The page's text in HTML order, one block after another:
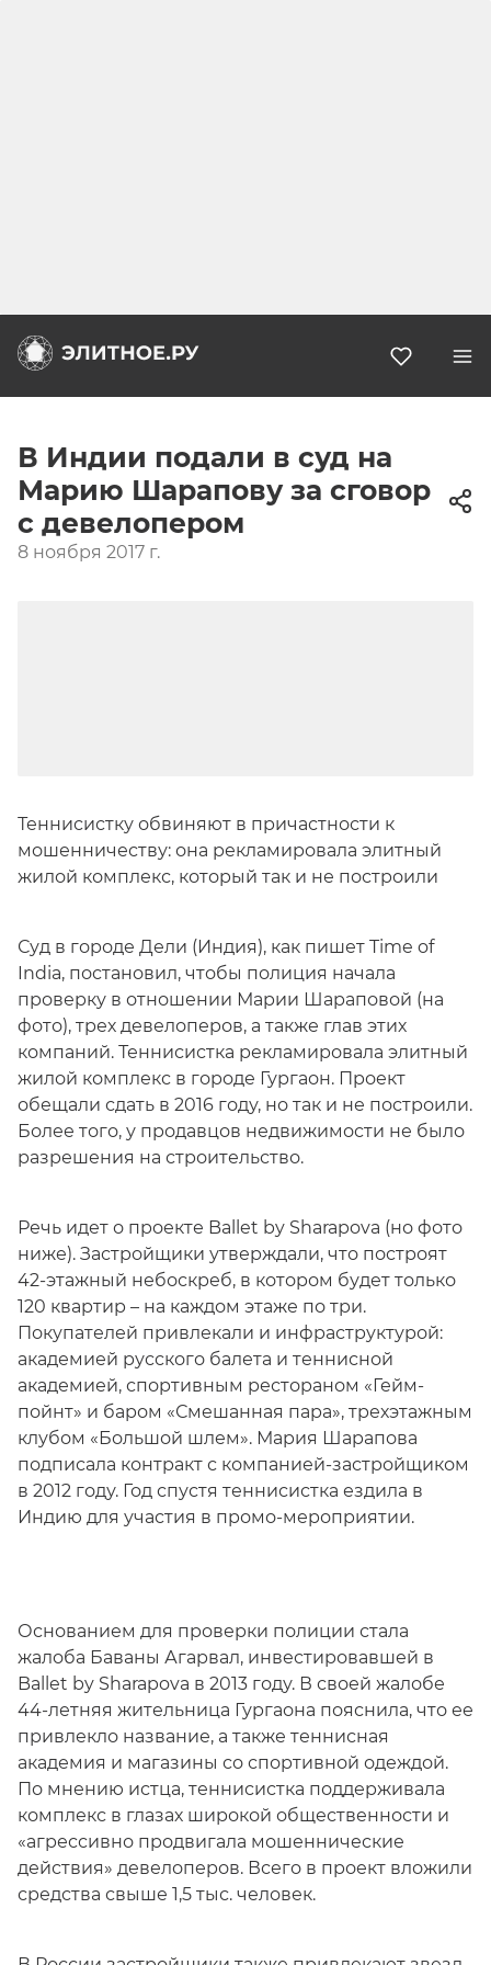
В Индии подали в суд на
Марию Шарапову за сговор
с девелопером
8 ноября 2017 г.
Теннисистку обвиняют в причастности к
мошенничеству: она рекламировала элитный
жилой комплекс, который так и не построили
Суд в городе Дели (Индия), как пишет Time of
India, постановил, чтобы полиция начала
проверку в отношении Марии Шараповой (на
фото), трех девелоперов, а также глав этих
компаний. Теннисистка рекламировала элитный
жилой комплекс в городе Гургаон. Проект
обещали сдать в 2016 году, но так и не построили.
Более того, у продавцов недвижимости не было
разрешения на строительство.
Речь идет о проекте Ballet by Sharapova (но фото
ниже). Застройщики утверждали, что построят
42-этажный небоскреб, в котором будет только
120 квартир – на каждом этаже по три.
Покупателей привлекали и инфраструктурой:
академией русского балета и теннисной
академией, спортивным рестораном «Гейм-
пойнт» и баром «Смешанная пара», трехэтажным
клубом «Большой шлем». Мария Шарапова
подписала контракт с компанией-застройщиком
в 2012 году. Год спустя теннисистка ездила в
Индию для участия в промо-мероприятии.
Основанием для проверки полиции стала
жалоба Баваны Агарвал, инвестировавшей в
Ballet by Sharapova в 2013 году. В своей жалобе
44-летняя жительница Гургаона пояснила, что ее
привлекло название, а также теннисная
академия и магазины со спортивной одеждой.
По мнению истца, теннисистка поддерживала
комплекс в глазах широкой общественности и
«агрессивно продвигала мошеннические
действия» девелоперов. Всего в проект вложили
средства свыше 1,5 тыс. человек.